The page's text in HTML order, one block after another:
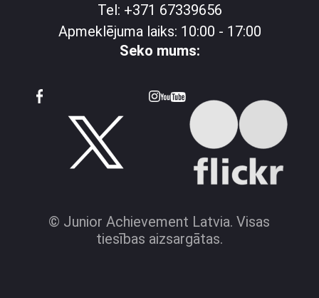
Tel: +371 67339656
Apmeklējuma laiks: 10:00 - 17:00
Seko mums:
© Junior Achievement Latvia. Visas
tiesības aizsargātas.